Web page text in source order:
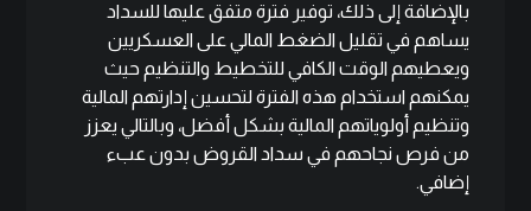
بالإضافة إلى ذلك، توفير فترة متفق عليها للسداد
يساهم في تقليل الضغط المالي على العسكريين
ويعطيهم الوقت الكافي للتخطيط والتنظيم حيث
يمكنهم استخدام هذه الفترة لتحسين إدارتهم المالية
وتنظيم أولوياتهم المالية بشكل أفضل، وبالتالي يعزز
من فرص نجاحهم في سداد القروض بدون عبء
إضافي.